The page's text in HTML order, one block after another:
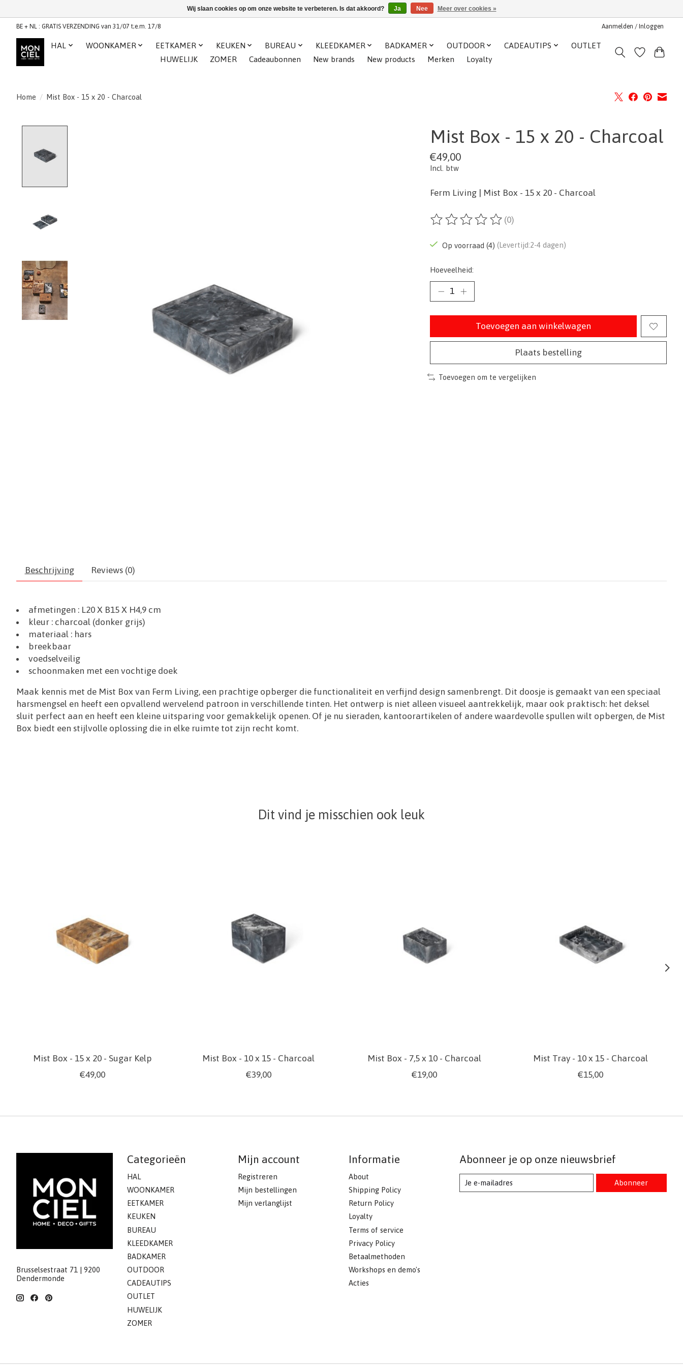
BE + NL : GRATIS VERZENDING van 31/07 t;e.m. 17/8 Aanmelden / Inloggen
HAL WOONKAMER EETKAMER KEUKEN BUREAU KLEEDKAMER BADKAMER OUTDOOR CADEAUTIPS
OUTLET
HUWELIJK
ZOMER Cadeaubonnen New brands New products Merken Loyalty
Home / Mist Box - 15 x 20 - Charcoal
Mist Box - 15 x 20 - Charcoal
€49,00
Incl. btw
Ferm Living | Mist Box - 15 x 20 - Charcoal
De beoordeling van dit product is
(0)
Op voorraad (4) (Levertijd:2-4 dagen)
Hoeveelheid:
Toevoegen aan winkelwagen
Plaats bestelling
Toevoegen om te vergelijken
Beschrijving Reviews (0)
afmetingen :L20 X B15X H4,9 cm
kleur : charcoal (donker grijs)
materiaal :hars
breekbaar
voedselveilig
schoonmaken met een vochtige doek
Maak kennis met de Mist Box van Ferm Living, een prachtige opberger die functionaliteit en verfijnd design samenbrengt. Dit doosje is gemaakt van een speciaal
harsmengsel en heeft een opvallend wervelend patroon in verschillende tinten. Het ontwerp is niet alleen visueel aantrekkelijk, maar ook praktisch: het deksel
sluit perfect aan en heeft een kleine uitsparing voor gemakkelijk openen. Of je nu sieraden, kantoorartikelen of andere waardevolle spullen wilt opbergen, de Mist
Box biedt een stijlvolle oplossing die in elke ruimte tot zijn recht komt.
Dit vind je misschien ook leuk
Mist Box - 15 x 20 - Sugar Kelp
€49,00
Mist Box - 10 x 15 - Charcoal
€39,00
Mist Box - 7,5 x 10 - Charcoal
€19,00
Mist Tray - 10 x 15 - Charcoal
€15,00
Brusselsestraat 71 | 9200
Dendermonde
Categorieën
HAL
WOONKAMER
EETKAMER
KEUKEN
BUREAU
KLEEDKAMER
BADKAMER
OUTDOOR
CADEAUTIPS
OUTLET
HUWELIJK
ZOMER
Mijn account
Registreren
Mijn bestellingen
Mijn verlanglijst
Informatie
About
Shipping Policy
Return Policy
Loyalty
Terms of service
Privacy Policy
Betaalmethoden
Workshops en demo's
Acties
Abonneer je op onze nieuwsbrief
Abonneer
Wij slaan cookies op om onze website te verbeteren. Is dat akkoord? Ja Nee Meer over cookies »